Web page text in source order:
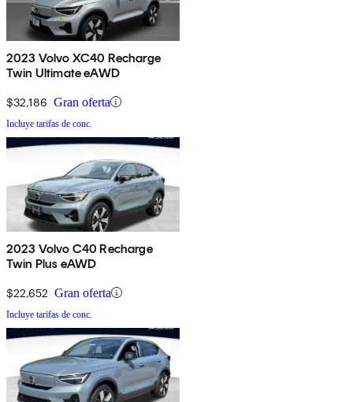
2023 Volvo XC40 Recharge
Twin Ultimate eAWD
$32,186 Gran oferta
Incluye tarifas de conc.
2023 Volvo C40 Recharge
Twin Plus eAWD
$22,652 Gran oferta
Incluye tarifas de conc.